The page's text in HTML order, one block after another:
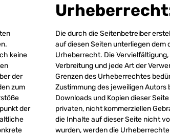
keine
der
zum
der
Die durch die Seitenbetreiber
auf diesen Seiten unterliegen dem
Urheberrecht. Die
Verbreitung und jede Art der
Grenzen des Urheberrechtes
Zustimmung des jeweiligen Autors
Downloads und Kopien dieser
privaten, nicht kommerziellen
die Inhalte auf dieser Seite nicht
wurden, werden die